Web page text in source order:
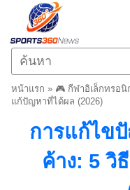
หน้าแรก » 🎮 กีฬาอิเล็กทรอนิ
แก้ปัญหาที่ได้ผล (2026)
การแก้ไข
ค้าง: 5 วิ